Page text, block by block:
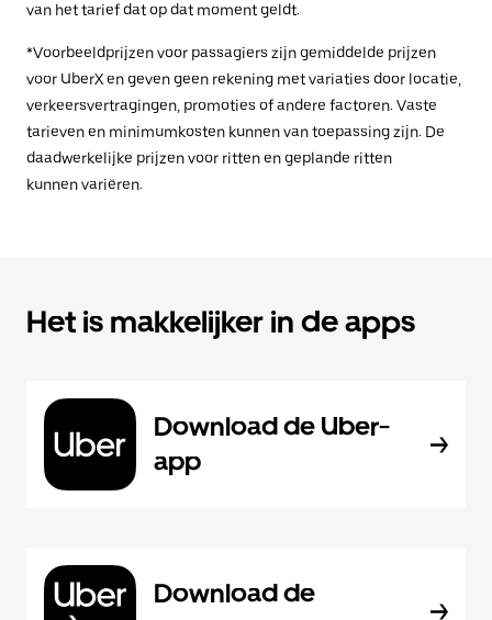
van het tarief dat op dat moment geldt.
*Voorbeeldprijzen voor passagiers zijn gemiddelde prijzen
voor UberX en geven geen rekening met variaties door locatie,
verkeersvertragingen, promoties of andere factoren. Vaste
tarieven en minimumkosten kunnen van toepassing zijn. De
daadwerkelijke prijzen voor ritten en geplande ritten
kunnen variëren.
Het is makkelijker in de apps
Download de Uber-
app
Download de